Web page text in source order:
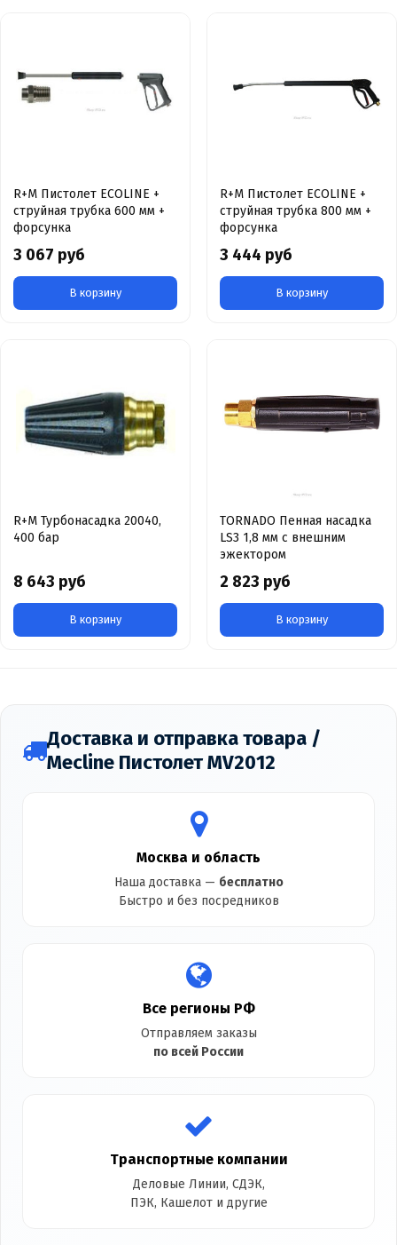
R+M Пистолет ECOLINE +
струйная трубка 600 мм +
форсунка
3 067 руб
В корзину
R+M Пистолет ECOLINE +
струйная трубка 800 мм +
форсунка
3 444 руб
В корзину
R+M Турбонасадка 20040,
400 бар
8 643 руб
В корзину
TORNADO Пенная насадка
LS3 1,8 мм с внешним
эжектором
2 823 руб
В корзину
Доставка и отправка товара /
Mecline Пистолет MV2012
Москва и область
Наша доставка — бесплатно
Быстро и без посредников
Все регионы РФ
Отправляем заказы
по всей России
Транспортные компании
Деловые Линии, СДЭК,
ПЭК, Кашелот и другие